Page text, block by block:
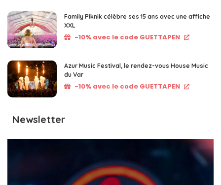
Family Piknik célèbre ses 15 ans avec une affiche
XXL
-10% avec le code GUETTAPEN
Azur Music Festival, le rendez-vous House Music
du Var
-10% avec le code GUETTAPEN
Newsletter